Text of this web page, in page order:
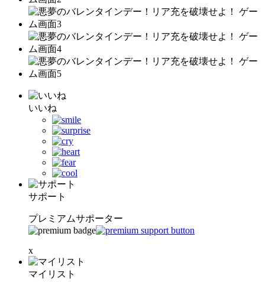
いいね
サポート
プレミアムサポーター
x
マイリスト